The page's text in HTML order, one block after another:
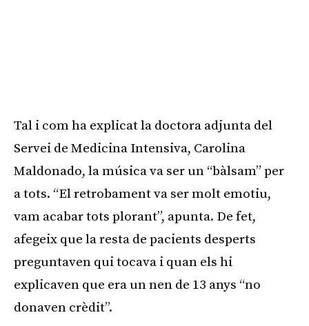
Tal i com ha explicat la doctora adjunta del
Servei de Medicina Intensiva, Carolina
Maldonado, la música va ser un “bàlsam” per
a tots. “El retrobament va ser molt emotiu,
vam acabar tots plorant”, apunta. De fet,
afegeix que la resta de pacients desperts
preguntaven qui tocava i quan els hi
explicaven que era un nen de 13 anys “no
donaven crèdit”.